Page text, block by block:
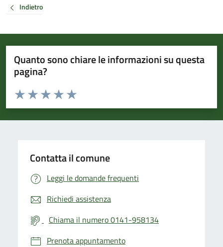
Indietro
Quanto sono chiare le informazioni su questa
pagina?
Valuta da 1 a 5 stelle la pagina
Valuta 5 stelle su 5
Valuta 4 stelle su 5
Valuta 3 stelle su 5
Valuta 2 stelle su 5
Valuta 1 stelle su 5
Contatta il comune
Leggi le domande frequenti
Richiedi assistenza
Chiama il numero 0141-958134
Prenota appuntamento